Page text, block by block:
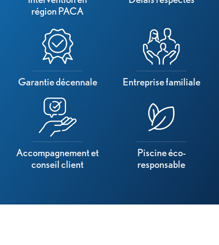
région PACA
Garantie décennale Entreprise familiale
Accompagnement et
conseil client
Piscine éco-
responsable